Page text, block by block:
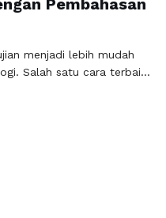
Pembahasan
menjadi lebih mudah
Salah satu cara terbaik
SMA, materi Bahasa